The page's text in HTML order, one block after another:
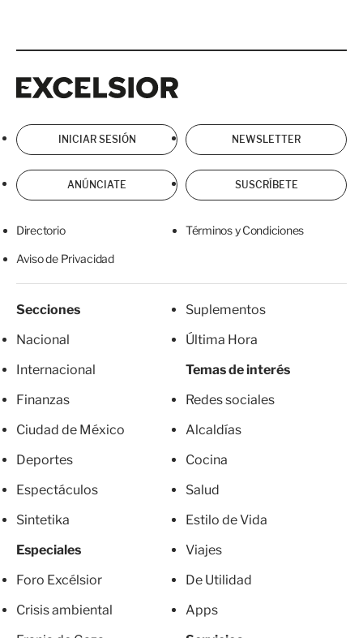
INICIAR SESIÓN NEWSLETTER
ANÚNCIATE SUSCRÍBETE
Directorio Términos y Condiciones
Aviso de Privacidad
Secciones
Nacional
Internacional
Finanzas
Ciudad de México
Deportes
Espectáculos
Sintetika
Especiales
Foro Excélsior
Crisis ambiental
Suplementos
Última Hora
Temas de interés
Redes sociales
Alcaldías
Cocina
Salud
Estilo de Vida
Viajes
De Utilidad
Apps